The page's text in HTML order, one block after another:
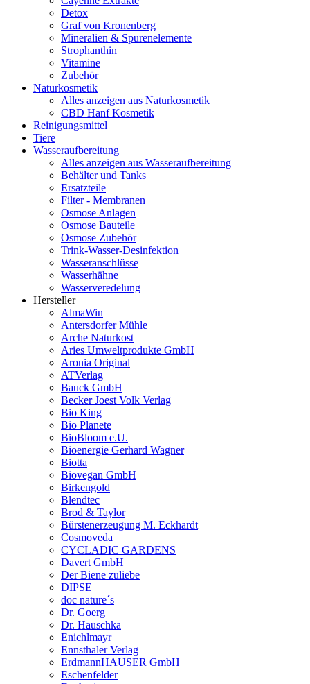
Detox
Graf von Kronenberg
Mineralien & Spurenelemente
Strophanthin
Vitamine
Zubehör
Naturkosmetik
Alles anzeigen aus Naturkosmetik
CBD Hanf Kosmetik
Reinigungsmittel
Tiere
Wasseraufbereitung
Alles anzeigen aus Wasseraufbereitung
Behälter und Tanks
Ersatzteile
Filter - Membranen
Osmose Anlagen
Osmose Bauteile
Osmose Zubehör
Trink-Wasser-Desinfektion
Wasseranschlüsse
Wasserhähne
Wasserveredelung
Hersteller
AlmaWin
Antersdorfer Mühle
Arche Naturkost
Aries Umweltprodukte GmbH
Aronia Original
ATVerlag
Bauck GmbH
Becker Joest Volk Verlag
Bio King
Bio Planete
BioBloom e.U.
Bioenergie Gerhard Wagner
Biotta
Biovegan GmbH
Birkengold
Blendtec
Brod & Taylor
Bürstenerzeugung M. Eckhardt
Cosmoveda
CYCLADIC GARDENS
Davert GmbH
Der Biene zuliebe
DIPSE
doc nature´s
Dr. Goerg
Dr. Hauschka
Enichlmayr
Ennsthaler Verlag
ErdmannHAUSER GmbH
Eschenfelder